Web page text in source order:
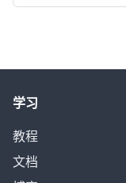
学习
教程
文档